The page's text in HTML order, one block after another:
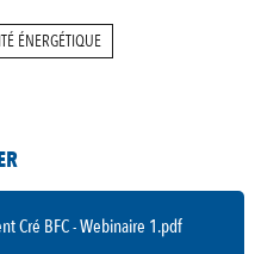
ÉNERGÉTIQUE
Cré BFC - Webinaire 1.pdf